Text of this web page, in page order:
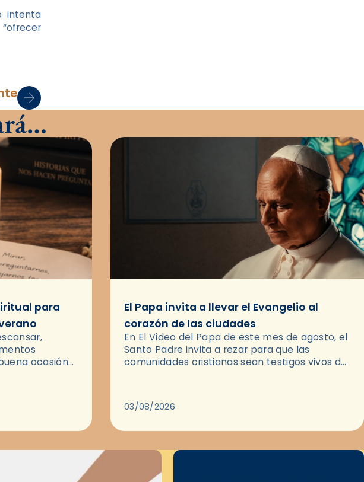
intenta
para
ocasión
El Papa invita a llevar el Evangelio al
corazón de las ciudades
En El Video del Papa de este mes de agosto, el
Santo Padre invita a rezar para que las
comunidades cristianas sean testigos vivos del
03/08/2026